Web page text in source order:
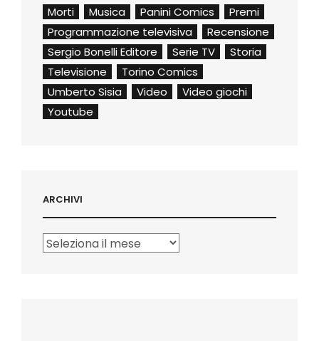
Morti
Musica Panini Comics
Premi
Programmazione televisiva
Recensione
Sergio Bonelli Editore
Serie TV
Storia
Televisione
Torino Comics
Umberto Sisia
Video
Video giochi
Youtube
ARCHIVI
Archivi